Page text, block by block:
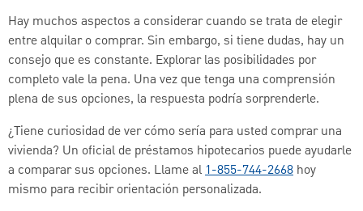
Hay muchos aspectos a considerar cuando se trata de elegir
entre alquilar o comprar. Sin embargo, si tiene dudas, hay un
consejo que es constante. Explorar las posibilidades por
completo vale la pena. Una vez que tenga una comprensión
plena de sus opciones, la respuesta podría sorprenderle.
¿Tiene curiosidad de ver cómo sería para usted comprar una
vivienda? Un oficial de préstamos hipotecarios puede ayudarle
a comparar sus opciones. Llame al1-855-744-2668 hoy
mismo para recibir orientación personalizada.